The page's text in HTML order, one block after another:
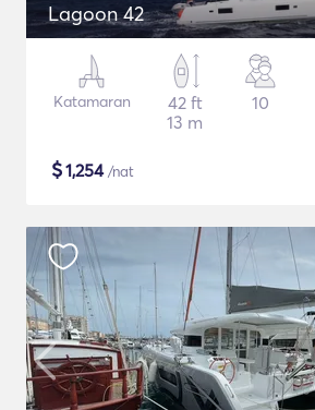
Lagoon 42
Katamaran
42 ft
13 m
10
$1,254/nat